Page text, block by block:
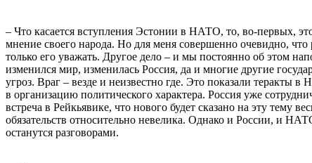
– Что касается вступления Эстонии в НАТО, то, во-первых,
мнение своего народа. Но для меня совершенно очевидно,
только его уважать. Другое дело – и мы постоянно об этом
изменился мир, изменилась Россия, да и многие другие
угроз. Враг – везде и неизвестно где. Это показали
в организацию политического характера. Россия уже
встреча в Рейкьявике, что нового будет сказано на эту
обязательств относительно невелика. Однако и России, и
останутся разговорами.